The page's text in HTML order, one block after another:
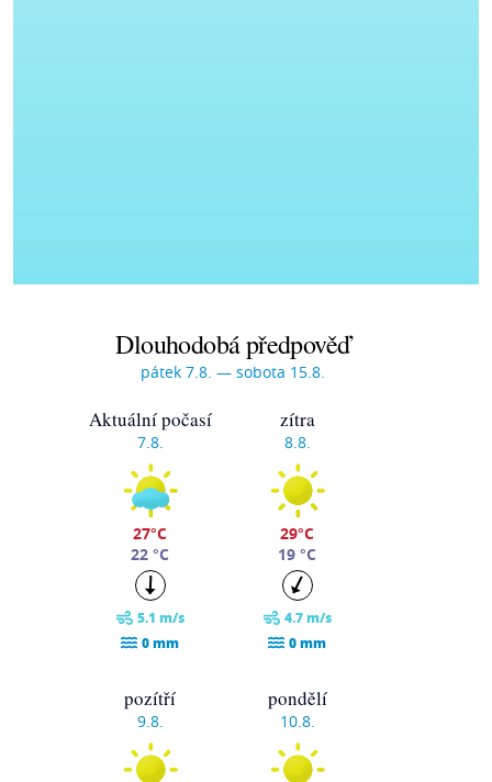
Dlouhodobá předpověď
pátek 7.8. — sobota 15.8.
Aktuální počasí
7.8.
27°C
22 °C
5.1 m/s
0 mm
zítra
8.8.
29°C
19 °C
4.7 m/s
0 mm
pozítří
9.8.
pondělí
10.8.